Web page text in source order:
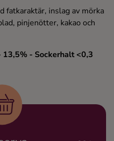
fatkaraktär, inslag av mörka
pinjenötter, kakao och
13,5% - Sockerhalt <0,3